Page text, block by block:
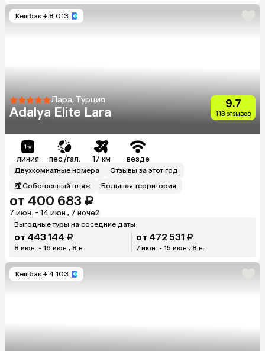
Кешбэк + 8 013
Лара, Турция
Adalya Elite Lara
9.7
113 отзывов
линия пес./гал. 17 км везде
Двухкомнатные номера
Отзывы за этот год
Собственный пляж
Большая территория
от 400 683 ₽
7 июн. - 14 июн., 7 ночей
Выгодные туры на соседние даты
от 443 144 ₽
8 июн. - 16 июн., 8 н.
от 472 531 ₽
7 июн. - 15 июн., 8 н.
Кешбэк + 4 103